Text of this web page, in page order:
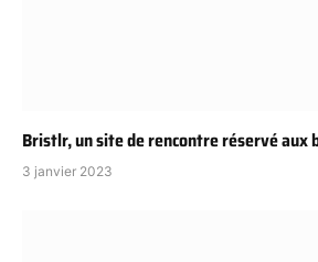
Bristlr, un site de rencontre réservé aux
3 janvier 2023